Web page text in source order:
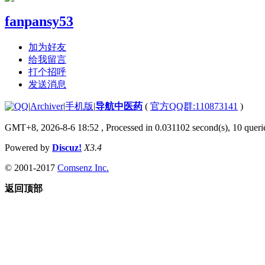
fanpansy53
加为好友
给我留言
打个招呼
发送消息
|Archiver|手机版|导航中医药 ( 官方QQ群:110873141 )
GMT+8, 2026-8-6 18:52 , Processed in 0.031102 second(s), 10
Powered by Discuz! X3.4
© 2001-2017 Comsenz Inc.
返回顶部